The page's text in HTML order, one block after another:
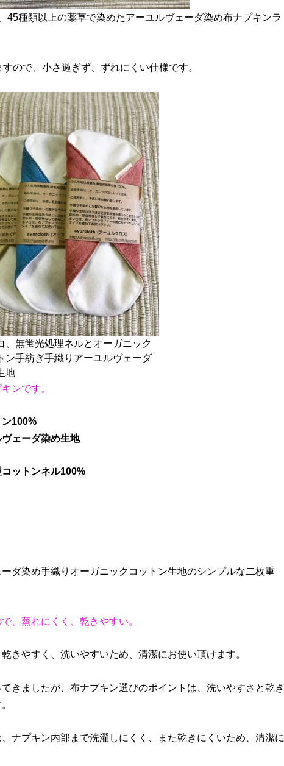
45種類以上の薬草で染めたアーユルヴェーダ染め布ナプキンラ
ので、小さ過ぎず、ずれにくい仕様です。
、無蛍光処理ネルとオーガニック
ン手紡ぎ手織りアーユルヴェーダ
地
ンです。
ン100%
ェーダ染め生地
ットンネル100%
ダ染め手織りオーガニックコットン生地のシンプルな二枚重
、蒸れにくく、乾きやすい。
きやすく、洗いやすいため、清潔にお使い頂けます。
きましたが、布ナプキン選びのポイントは、洗いやすさと乾き
ナプキン内部まで洗濯しにくく、また乾きにくいため、清潔に